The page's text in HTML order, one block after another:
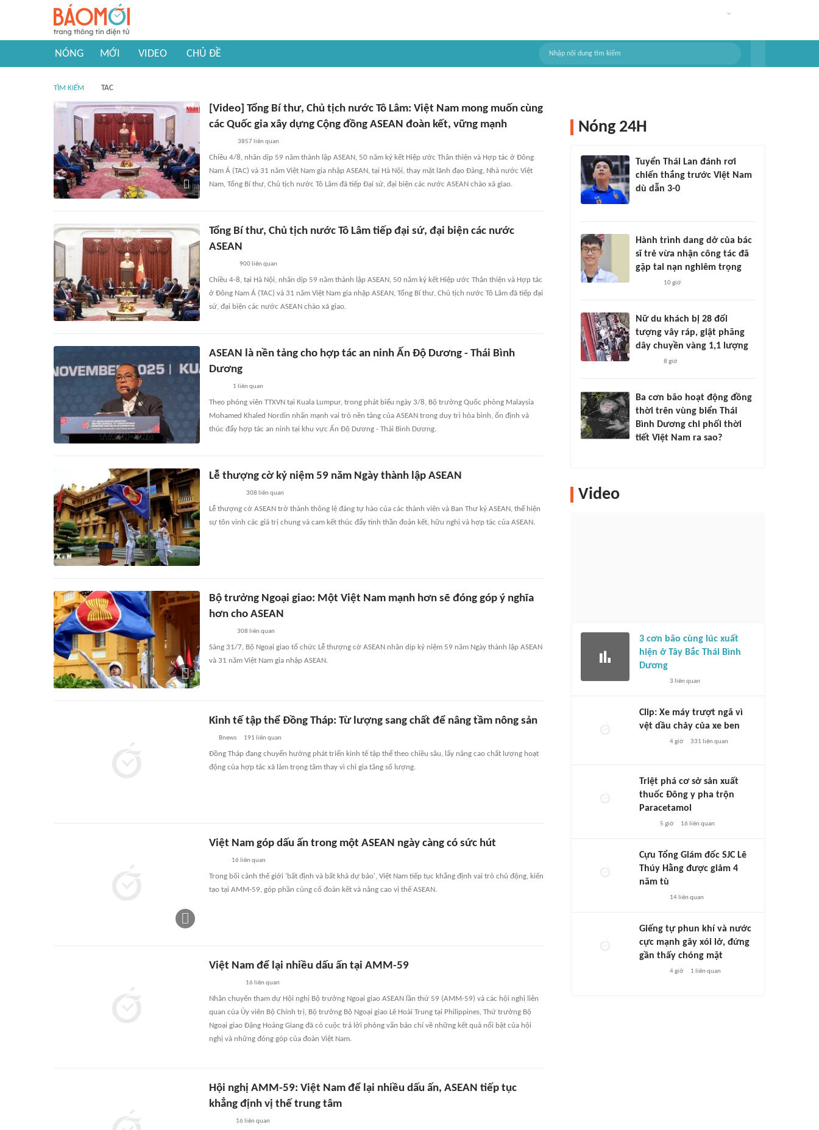
NÓNG MỚI VIDEO CHỦ ĐỀ
TÌM KIẾM TAC
[Video] Tổng Bí thư, Chủ tịch nước Tô Lâm: Việt Nam mong muốn cùng
các Quốc gia xây dựng Cộng đồng ASEAN đoàn kết, vững mạnh
3857 liên quan
Chiều 4/8, nhân dịp 59 năm thành lập ASEAN, 50 năm ký kết Hiệp ước Thân thiện và Hợp tác ở Đông
Nam Á (TAC) và 31 năm Việt Nam gia nhập ASEAN, tại Hà Nội, thay mặt lãnh đạo Đảng, Nhà nước Việt
Nam, Tổng Bí thư, Chủ tịch nước Tô Lâm đã tiếp Đại sứ, đại biện các nước ASEAN chào xã giao.
Tổng Bí thư, Chủ tịch nước Tô Lâm tiếp đại sứ, đại biện các nước
ASEAN
900 liên quan
Chiều 4-8, tại Hà Nội, nhân dịp 59 năm thành lập ASEAN, 50 năm ký kết Hiệp ước Thân thiện và Hợp tác
ở Đông Nam Á (TAC) và 31 năm Việt Nam gia nhập ASEAN, Tổng Bí thư, Chủ tịch nước Tô Lâm đã tiếp đại
sứ, đại biện các nước ASEAN chào xã giao.
ASEAN là nền tảng cho hợp tác an ninh Ấn Độ Dương - Thái Bình
Dương
1 liên quan
Theo phóng viên TTXVN tại Kuala Lumpur, trong phát biểu ngày 3/8, Bộ trưởng Quốc phòng Malaysia
Mohamed Khaled Nordin nhấn mạnh vai trò nền tảng của ASEAN trong duy trì hòa bình, ổn định và
thúc đẩy hợp tác an ninh tại khu vực Ấn Độ Dương - Thái Bình Dương.
Lễ thượng cờ kỷ niệm 59 năm Ngày thành lập ASEAN
308 liên quan
Lễ thượng cờ ASEAN trở thành thông lệ đáng tự hào của các thành viên và Ban Thư ký ASEAN, thể hiện
sự tôn vinh các giá trị chung và cam kết thúc đẩy tinh thần đoàn kết, hữu nghị và hợp tác của ASEAN.
Bộ trưởng Ngoại giao: Một Việt Nam mạnh hơn sẽ đóng góp ý nghĩa
hơn cho ASEAN
308 liên quan
Sáng 31/7, Bộ Ngoại giao tổ chức Lễ thượng cờ ASEAN nhân dịp kỷ niệm 59 năm Ngày thành lập ASEAN
và 31 năm Việt Nam gia nhập ASEAN.
Kinh tế tập thể Đồng Tháp: Từ lượng sang chất để nâng tầm nông sản
Bnews 191 liên quan
Đồng Tháp đang chuyển hướng phát triển kinh tế tập thể theo chiều sâu, lấy nâng cao chất lượng hoạt
động của hợp tác xã làm trọng tâm thay vì chỉ gia tăng số lượng.
Việt Nam góp dấu ấn trong một ASEAN ngày càng có sức hút
16 liên quan
Trong bối cảnh thế giới 'bất định và bất khả dự báo', Việt Nam tiếp tục khẳng định vai trò chủ động, kiến
tạo tại AMM-59, góp phần củng cố đoàn kết và nâng cao vị thế ASEAN.
Việt Nam để lại nhiều dấu ấn tại AMM-59
16 liên quan
Nhân chuyến tham dự Hội nghị Bộ trưởng Ngoại giao ASEAN lần thứ 59 (AMM-59) và các hội nghị liên
quan của Ủy viên Bộ Chính trị, Bộ trưởng Bộ Ngoại giao Lê Hoài Trung tại Philippines, Thứ trưởng Bộ
Ngoại giao Đặng Hoàng Giang đã có cuộc trả lời phỏng vấn báo chí về những kết quả nổi bật của hội
nghị và những đóng góp của đoàn Việt Nam.
Hội nghị AMM-59: Việt Nam để lại nhiều dấu ấn, ASEAN tiếp tục
khẳng định vị thế trung tâm
16 liên quan
Nóng 24H
Tuyển Thái Lan đánh rơi
chiến thắng trước Việt Nam
dù dẫn 3-0
Hành trình dang dở của bác
sĩ trẻ vừa nhận công tác đã
gặp tai nạn nghiêm trọng
10 giờ
Nữ du khách bị 28 đối
tượng vây ráp, giật phăng
dây chuyền vàng 1,1 lượng
8 giờ
Ba cơn bão hoạt động đồng
thời trên vùng biển Thái
Bình Dương chi phối thời
tiết Việt Nam ra sao?
Video
3 cơn bão cùng lúc xuất
hiện ở Tây Bắc Thái Bình
Dương
3 liên quan
Clip: Xe máy trượt ngã vì
vệt dầu chảy của xe ben
4 giờ 331 liên quan
Triệt phá cơ sở sản xuất
thuốc Đông y pha trộn
Paracetamol
5 giờ 16 liên quan
Cựu Tổng Giám đốc SJC Lê
Thúy Hằng được giảm 4
năm tù
14 liên quan
Giếng tự phun khí và nước
cực mạnh gây xói lở, đứng
gần thấy chóng mặt
4 giờ 1 liên quan